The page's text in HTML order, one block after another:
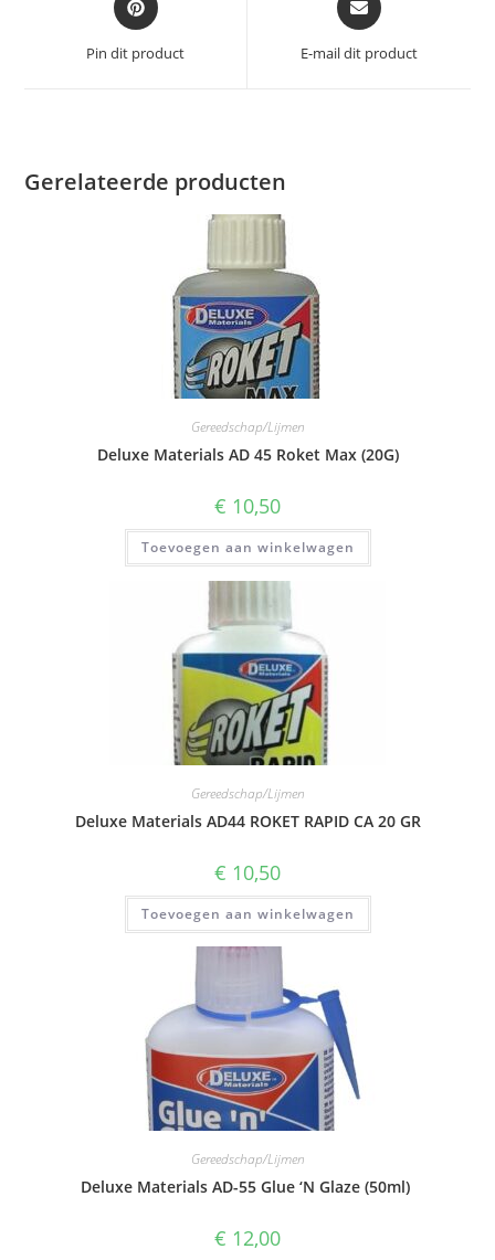
in
een
nieuw
Pin dit product
in
een
nieuw
E-mail dit product
Gerelateerde producten
Gereedschap/Lijmen
Deluxe Materials AD 45 Roket Max (20G)
€ 10,50
Toevoegen aan winkelwagen
Gereedschap/Lijmen
Deluxe Materials AD44 ROKET RAPID CA 20 GR
€ 10,50
Toevoegen aan winkelwagen
Gereedschap/Lijmen
Deluxe Materials AD-55 Glue ‘N Glaze (50ml)
€ 12,00